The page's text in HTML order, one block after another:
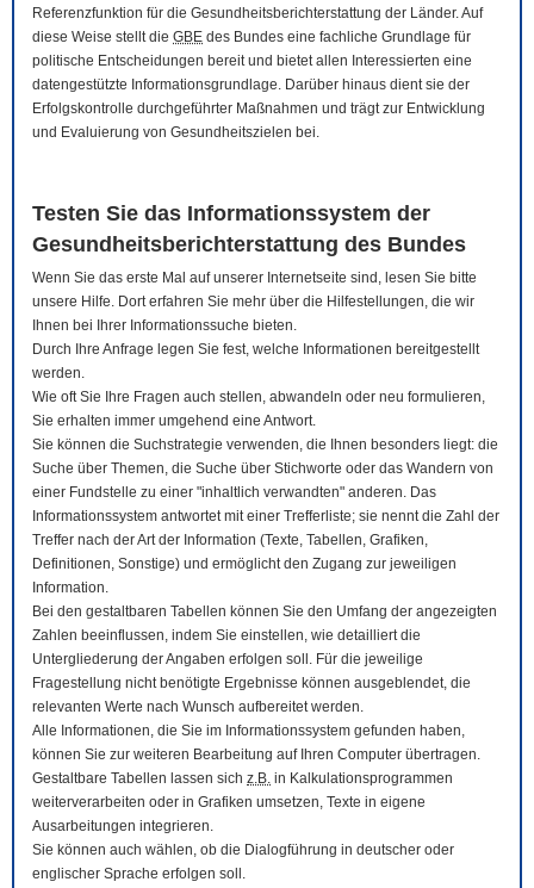
Referenzfunktion für die Gesundheitsberichterstattung der Länder. Auf
diese Weise stellt die GBE des Bundes eine fachliche Grundlage für
politische Entscheidungen bereit und bietet allen Interessierten eine
datengestützte Informationsgrundlage. Darüber hinaus dient sie der
Erfolgskontrolle durchgeführter Maßnahmen und trägt zur Entwicklung
und Evaluierung von Gesundheitszielen bei.
Testen Sie das Informationssystem der
Gesundheitsberichterstattung des Bundes
Wenn Sie das erste Mal auf unserer Internetseite sind, lesen Sie bitte
unsere Hilfe. Dort erfahren Sie mehr über die Hilfestellungen, die wir
Ihnen bei Ihrer Informationssuche bieten.
Durch Ihre Anfrage legen Sie fest, welche Informationen bereitgestellt
werden.
Wie oft Sie Ihre Fragen auch stellen, abwandeln oder neu formulieren,
Sie erhalten immer umgehend eine Antwort.
Sie können die Suchstrategie verwenden, die Ihnen besonders liegt: die
Suche über Themen, die Suche über Stichworte oder das Wandern von
einer Fundstelle zu einer "inhaltlich verwandten" anderen. Das
Informationssystem antwortet mit einer Trefferliste; sie nennt die Zahl der
Treffer nach der Art der Information (Texte, Tabellen, Grafiken,
Definitionen, Sonstige) und ermöglicht den Zugang zur jeweiligen
Information.
Bei den gestaltbaren Tabellen können Sie den Umfang der angezeigten
Zahlen beeinflussen, indem Sie einstellen, wie detailliert die
Untergliederung der Angaben erfolgen soll. Für die jeweilige
Fragestellung nicht benötigte Ergebnisse können ausgeblendet, die
relevanten Werte nach Wunsch aufbereitet werden.
Alle Informationen, die Sie im Informationssystem gefunden haben,
können Sie zur weiteren Bearbeitung auf Ihren Computer übertragen.
Gestaltbare Tabellen lassen sich z.B. in Kalkulationsprogrammen
weiterverarbeiten oder in Grafiken umsetzen, Texte in eigene
Ausarbeitungen integrieren.
Sie können auch wählen, ob die Dialogführung in deutscher oder
englischer Sprache erfolgen soll.